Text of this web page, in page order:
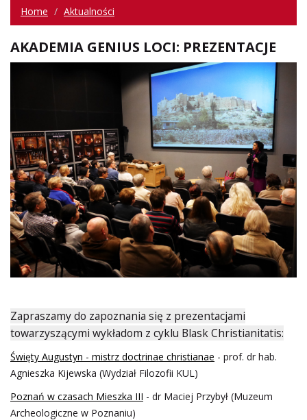
Home Aktualności
AKADEMIA GENIUS LOCI: PREZENTACJE
Zapraszamy do zapoznania się z prezentacjami
towarzyszącymi wykładom z cyklu Blask Christianitatis:
Święty Augustyn - mistrz doctrinae christianae - prof. dr hab.
Agnieszka Kijewska (Wydział Filozofii KUL)
Poznań w czasach Mieszka III - dr Maciej Przybył (Muzeum
Archeologiczne w Poznaniu)